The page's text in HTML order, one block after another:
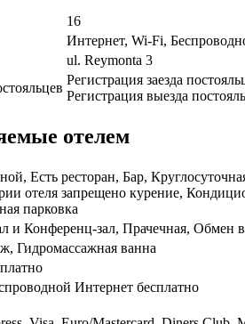
16
Интернет, Wi-Fi,
ul. Reymonta 3
Регистрация заезда
Регистрация выезда
отелем
Есть ресторан, Бар,
отеля запрещено курение,
парковка
и Конференц-зал, Прачечная, Обмен
Гидромассажная ванна
Интернет бесплатно